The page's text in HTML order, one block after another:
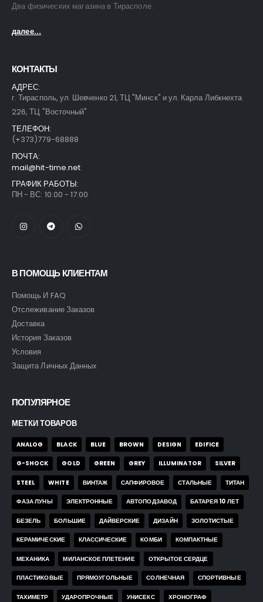
Два физических магазина в Тирасполе.
далее...
КОНТАКТЫ
АДРЕС:
г. Тирасполь, ул. Шевченко 21, ТЦ "Минск" и ул. Карла Либкнехта
226, ТЦ "Восточный"
ТЕЛЕФОН:
(+373)779-68888
ПОЧТА:
mail@hit-time.net
ГРАФИК РАБОТЫ:
ПН - ВС: 10.00 - 17.00
В ПОМОЩЬ КЛИЕНТАМ
Помощь И FAQ
Отслеживание Заказов
Доставка
История Заказов
Условия
Защита Личных Данных
ПОПУЛЯРНОЕ
МЕТКИ ТОВАРОВ
ANALOG BLACK BLUE BROWN DESIGN EDIFICE
G-SHOCK GOLD GREEN GREY ILLUMINATOR SILVER
STEEL WHITE ВИНТАЖ САПФИРОВОЕ СТАЛЬНЫЕ ТИТАН
ФАЗА ЛУНЫ ЭЛЕКТРОННЫЕ АВТОПОДЗАВОД БАТАРЕЯ 10 ЛЕТ
БЕЗЕЛЬ БОЛЬШИЕ ДАЙВЕРСКИЕ ДИЗАЙН ЗОЛОТИСТЫЕ
КЕРАМИЧЕСКИЕ КЛАССИЧЕСКИЕ КОМБИ КОМПАКТНЫЕ
МЕХАНИКА МИЛАНСКОЕ ПЛЕТЕНИЕ ОТКРЫТОЕ СЕРДЦЕ
ПЛАСТИКОВЫЕ ПРЯМОУГОЛЬНЫЕ СОЛНЕЧНАЯ СПОРТИВНЫЕ
ТАХИМЕТР УДАРОПРОЧНЫЕ УНИСЕКС ХРОНОГРАФ